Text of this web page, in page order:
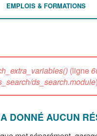
EMPLOIS & FORMATIONS
(ligne
ds_search.module
DONNÉ AUCUN